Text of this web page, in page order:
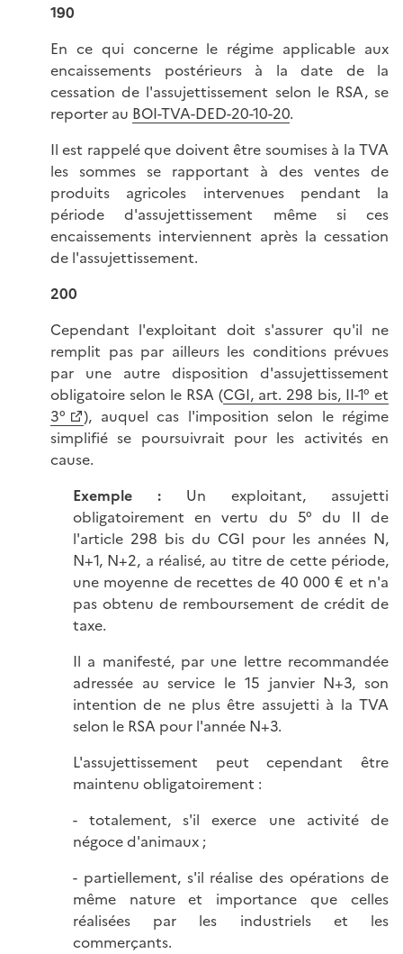
190
En ce qui concerne le régime applicable aux
encaissements postérieurs à la date de la
cessation de l'assujettissement selon le RSA, se
reporter au BOI-TVA-DED-20-10-20.
Il est rappelé que doivent être soumises à la TVA
les sommes se rapportant à des ventes de
produits agricoles intervenues pendant la
période d'assujettissement même si ces
encaissements interviennent après la cessation
de l'assujettissement.
200
Cependant l'exploitant doit s'assurer qu'il ne
remplit pas par ailleurs les conditions prévues
par une autre disposition d'assujettissement
obligatoire selon le RSA (CGI, art. 298 bis, II-1° et
3°
), auquel cas l'imposition selon le régime
simplifié se poursuivrait pour les activités en
cause.
Exemple :Un exploitant, assujetti
obligatoirement en vertu du 5° du II de
l'article 298 bis du CGI pour les années N,
N+1, N+2, a réalisé, au titre de cette période,
une moyenne de recettes de 40 000 € et n'a
pas obtenu de remboursement de crédit de
taxe.
Il a manifesté, par une lettre recommandée
adressée au service le 15 janvier N+3, son
intention de ne plus être assujetti à la TVA
selon le RSA pour l'année N+3.
L'assujettissement peut cependant être
maintenu obligatoirement :
- totalement, s'il exerce une activité de
négoce d'animaux ;
- partiellement, s'il réalise des opérations de
même nature et importance que celles
réalisées par les industriels et les
commerçants.